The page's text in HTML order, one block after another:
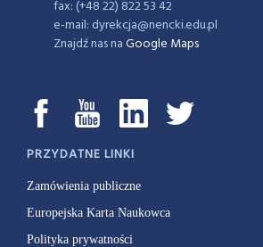
fax: (+48 22) 822 53 42
e-mail: dyrekcja@nencki.edu.pl
Znajdź nas naGoogle Maps
PRZYDATNE LINKI
Zamówienia publiczne
Europejska Karta Naukowca
Polityka prywatności